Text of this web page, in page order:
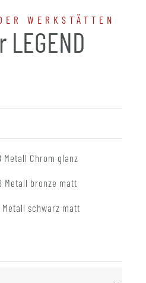
WERKSTÄTTEN
Metall Chrom glanz
Metall bronze matt
schwarz matt